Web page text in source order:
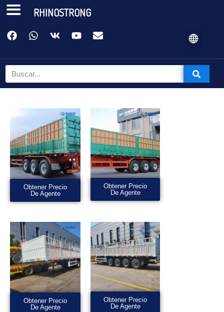
Obtener Precio
De Agente
Obtener Precio
De Agente
Obtener Precio
De Agente
Obtener Precio
De Agente
RHINOSTRONG